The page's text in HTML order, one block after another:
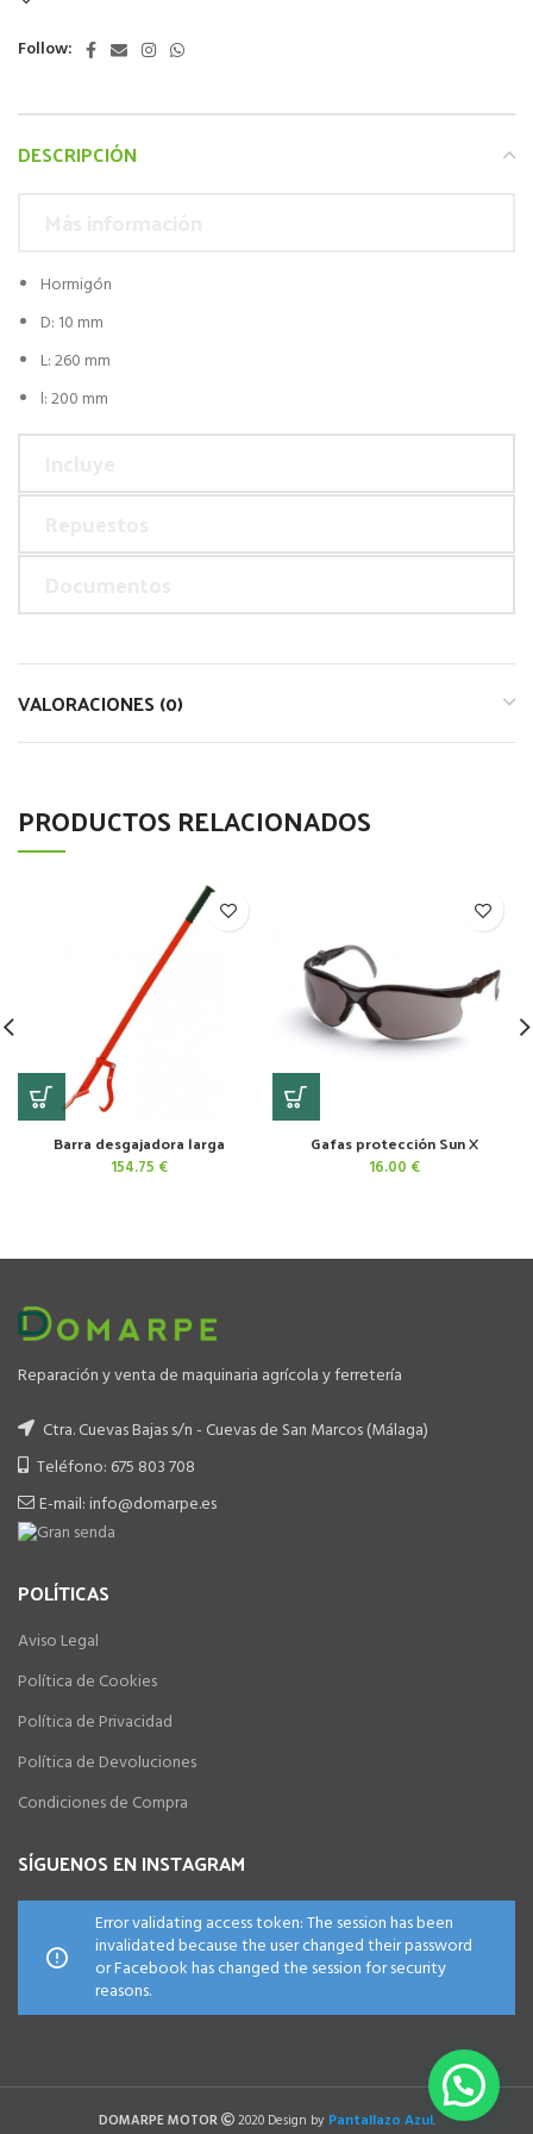
Follow:
DESCRIPCIÓN
Hormigón
D: 10 mm
L: 260 mm
l: 200 mm
VALORACIONES (0)
PRODUCTOS RELACIONADOS
Barra desgajadora larga
154.75 €
Gafas protección Sun X
16.00 €
Reparación y venta de maquinaria agrícola y ferretería
Ctra. Cuevas Bajas s/n - Cuevas de San Marcos (Málaga)
Teléfono: 675 803 708
E-mail: info@domarpe.es
POLÍTICAS
Aviso Legal
Política de Cookies
Política de Privacidad
Política de Devoluciones
Condiciones de Compra
SÍGUENOS EN INSTAGRAM
Error validating access token: The session has been
invalidated because the user changed their password
or Facebook has changed the session for security
reasons.
DOMARPE MOTOR 2020 Design by Pantallazo Azul.